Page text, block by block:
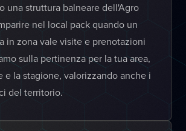
una struttura balneare dell'Agro
nel local pack quando un
in zona vale visite e prenotazioni
sulla pertinenza per la tua area,
e la stagione, valorizzando anche i
del territorio.